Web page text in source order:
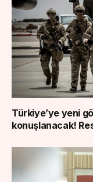
Türkiye’ye yeni
konuşlanacak!